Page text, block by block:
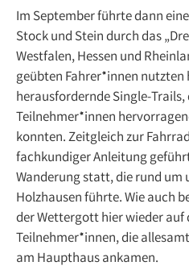
Im September führte dann
Stock und Stein durch das
Westfalen, Hessen und
geübten Fahrer*innen
herausfordernde Single-
Teilnehmer*innen
konnten. Zeitgleich zur
fachkundiger Anleitung
Wanderung statt, die rund
Holzhausen führte. Wie auch
der Wettergott hier wieder auf
Teilnehmer*innen, die
am Haupthaus ankamen.